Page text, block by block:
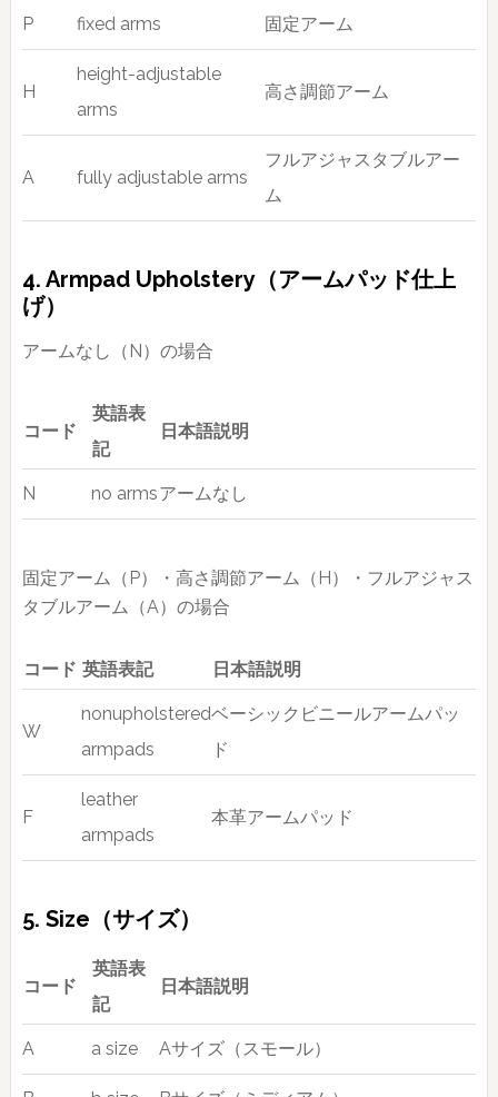
P fixed arms 固定アーム
H
height-adjustable
arms
高さ調節アーム
A fully adjustable arms
フルアジャスタブルアー
ム
4. Armpad Upholstery（アームパッド仕上
げ）
アームなし（N）の場合
コード
英語表
記
日本語説明
N no armsアームなし
固定アーム（P）・高さ調節アーム（H）・フルアジャス
タブルアーム（A）の場合
コード 英語表記 日本語説明
W
nonupholstered
armpads
ベーシックビニールアームパッ
ド
F
leather
armpads
本革アームパッド
5. Size（サイズ）
コード
英語表
記
日本語説明
A a size Aサイズ（スモール）